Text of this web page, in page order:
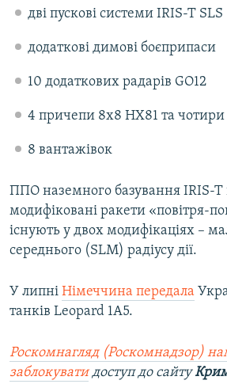
дві пускові системи IRIS-T SLS
додаткові димові боєприпаси
10 додаткових радарів GO12
4 причепи 8x8 HX81 та чотири
8 вантажівок
ППО наземного базування IRIS-T
модифіковані ракети «повітря-
існують у двох модифікаціях –
середнього (SLM) радіусу дії.
У липні Німеччина передала
танків Leopard 1А5.
Роскомнагляд (Роскомнадзор)
заблокуватидоступ до сайту